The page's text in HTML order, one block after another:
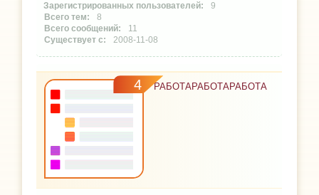
9
8
11
2008-11-08
4 РАБОТАРАБОТАРАБОТА